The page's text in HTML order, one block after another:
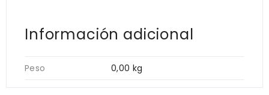
Información adicional
Peso 0,00 kg